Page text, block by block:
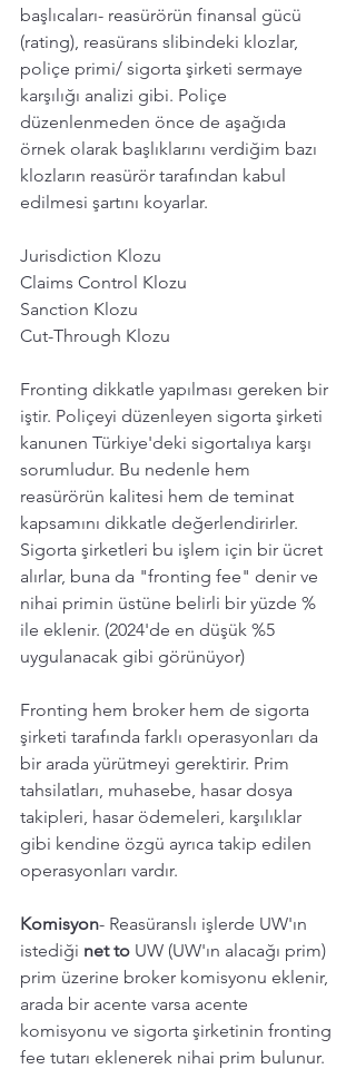
başlıcaları- reasürörün finansal gücü
(rating), reasürans slibindeki klozlar,
poliçe primi/ sigorta şirketi sermaye
karşılığı analizi gibi. Poliçe
düzenlenmeden önce de aşağıda
örnek olarak başlıklarını verdiğim bazı
klozların reasürör tarafından kabul
edilmesi şartını koyarlar.
Jurisdiction Klozu
Claims Control Klozu
Sanction Klozu
Cut-Through Klozu
Fronting dikkatle yapılması gereken bir
iştir. Poliçeyi düzenleyen sigorta şirketi
kanunen Türkiye'deki sigortalıya karşı
sorumludur. Bu nedenle hem
reasürörün kalitesi hem de teminat
kapsamını dikkatle değerlendirirler.
Sigorta şirketleri bu işlem için bir ücret
alırlar, buna da "fronting fee" denir ve
nihai primin üstüne belirli bir yüzde %
ile eklenir. (2024'de en düşük %5
uygulanacak gibi görünüyor)
Fronting hem broker hem de sigorta
şirketi tarafında farklı operasyonları da
bir arada yürütmeyi gerektirir. Prim
tahsilatları, muhasebe, hasar dosya
takipleri, hasar ödemeleri, karşılıklar
gibi kendine özgü ayrıca takip edilen
operasyonları vardır.
Komisyon- Reasüranslı işlerde UW'ın
istediği net to UW (UW'ın alacağı prim)
prim üzerine broker komisyonu eklenir,
arada bir acente varsa acente
komisyonu ve sigorta şirketinin fronting
fee tutarı eklenerek nihai prim bulunur.